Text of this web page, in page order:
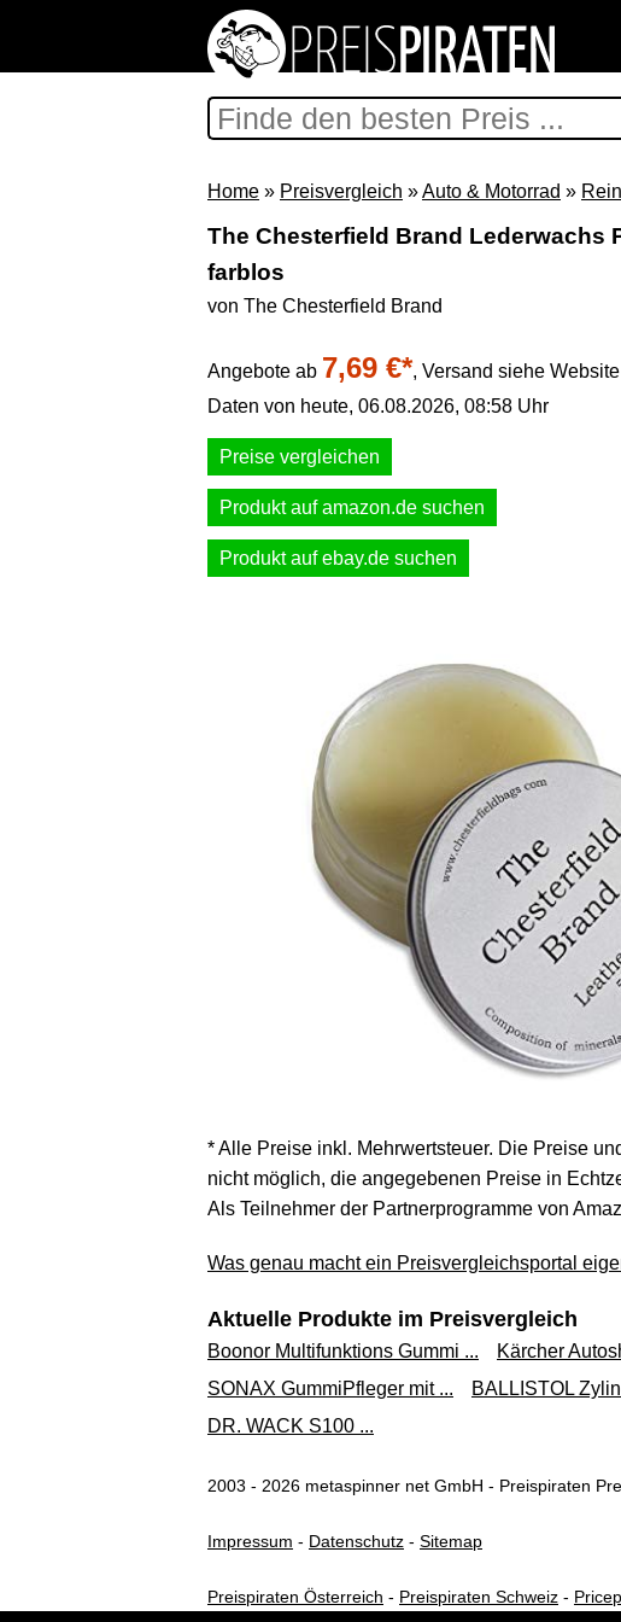
Home » Preisvergleich »Auto & Motorrad »
The Chesterfield Brand Lederwachs
farblos
von The Chesterfield Brand
Angebote ab 7,69 €*, Versand siehe Website
Daten von heute, 06.08.2026, 08:58 Uhr
Preise vergleichen
Produkt auf amazon.de suchen
Produkt auf ebay.de suchen
* Alle Preise inkl. Mehrwertsteuer. Die Preise
nicht möglich, die angegebenen Preise in
Als Teilnehmer der Partnerprogramme von
Was genau macht ein Preisvergleichsportal
Aktuelle Produkte im Preisvergleich
Boonor Multifunktions Gummi ... Kärcher
SONAX GummiPfleger mit ...
BALLISTOL
DR. WACK S100 ...
2003 - 2026 metaspinner net GmbH - Preispiraten
Impressum - Datenschutz - Sitemap
Preispiraten Österreich - Preispiraten Schweiz -